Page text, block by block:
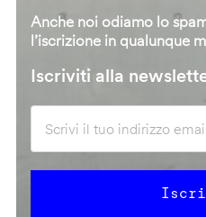
Anche noi odiamo lo
l’iscrizione in qualunque
Iscriviti alla